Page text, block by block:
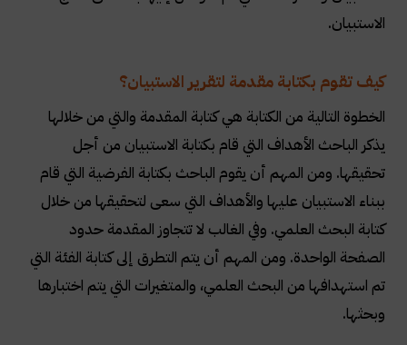
الاستبيان.
كيف تقوم بكتابة مقدمة لتقرير الاستبيان؟
الخطوة التالية من الكتابة هي كتابة المقدمة والتي من خلالها
يذكر الباحث الأهداف التي قام بكتابة الاستبيان من أجل
تحقيقها. ومن المهم أن يقوم الباحث بكتابة الفرضية التي قام
ببناء الاستبيان عليها والأهداف التي سعى لتحقيقها من خلال
كتابة البحث العلمي. وفي الغالب لا تتجاوز المقدمة حدود
الصفحة الواحدة. ومن المهم أن يتم التطرق إلى كتابة الفئة التي
تم استهدافها من البحث العلمي، والمتغيرات التي يتم اختبارها
وبحثها.